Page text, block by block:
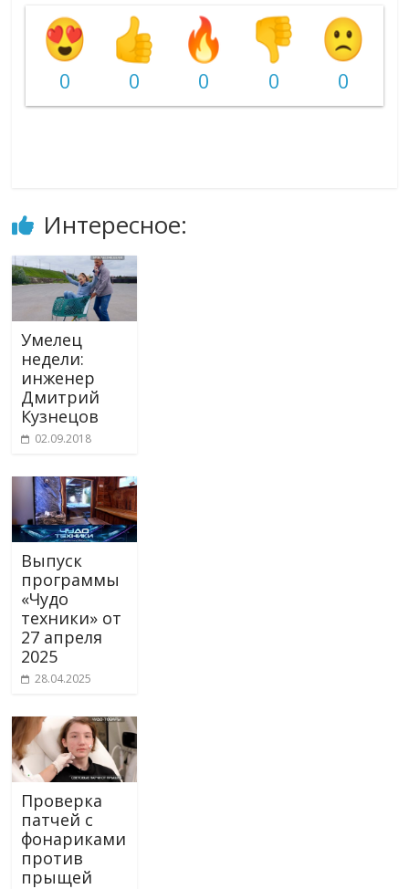
0 0 0 0 0
Интересное:
Умелец
недели:
инженер
Дмитрий
Кузнецов
02.09.2018
Выпуск
программы
«Чудо
техники» от
27 апреля
2025
28.04.2025
Проверка
патчей с
фонариками
против
прыщей